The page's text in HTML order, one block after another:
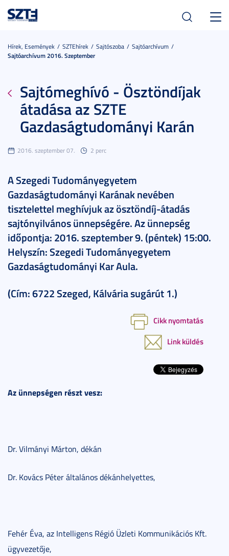
Hírek, Események SZTEhírek Sajtószoba
Sajtóarchívum
Sajtóarchívum 2016. Szeptember
Sajtómeghívó - Ösztöndíjak
átadása az SZTE
Gazdaságtudományi Karán
2016. szeptember 07. 2 perc
A Szegedi Tudományegyetem
Gazdaságtudományi Karának nevében
tisztelettel meghívjuk az ösztöndíj-átadás
sajtónyilvános ünnepségére. Az ünnepség
időpontja: 2016. szeptember 9. (péntek) 15:00.
Helyszín: Szegedi Tudományegyetem
Gazdaságtudományi Kar Aula.
(Cím: 6722 Szeged, Kálvária sugárút 1.)
Cikk nyomtatás
Link küldés
Az ünnepségen részt vesz:
Dr. Vilmányi Márton, dékán
Dr. Kovács Péter általános dékánhelyettes,
Fehér Éva, az Intelligens Régió Üzleti Kommunikációs Kft.
ügyvezetője,